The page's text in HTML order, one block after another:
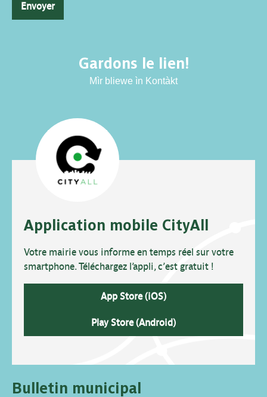
Envoyer
Gardons le lien!
Mìr bliewe ìn Kontàkt
Application mobile CityAll
Votre mairie vous informe en temps réel sur votre
smartphone. Téléchargez l’appli, c’est gratuit !
App Store (iOS)
Play Store (Android)
Bulletin municipal